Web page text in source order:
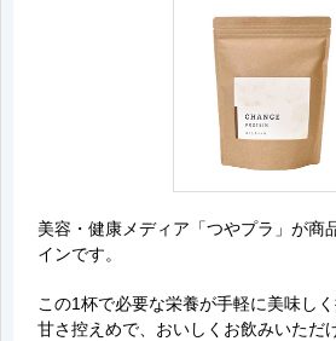
美容・健康メディア「つやプラ」が商
インです。
この1杯で必要な栄養が手軽に美味し
甘さ控えめで、おいしくお飲みいただ